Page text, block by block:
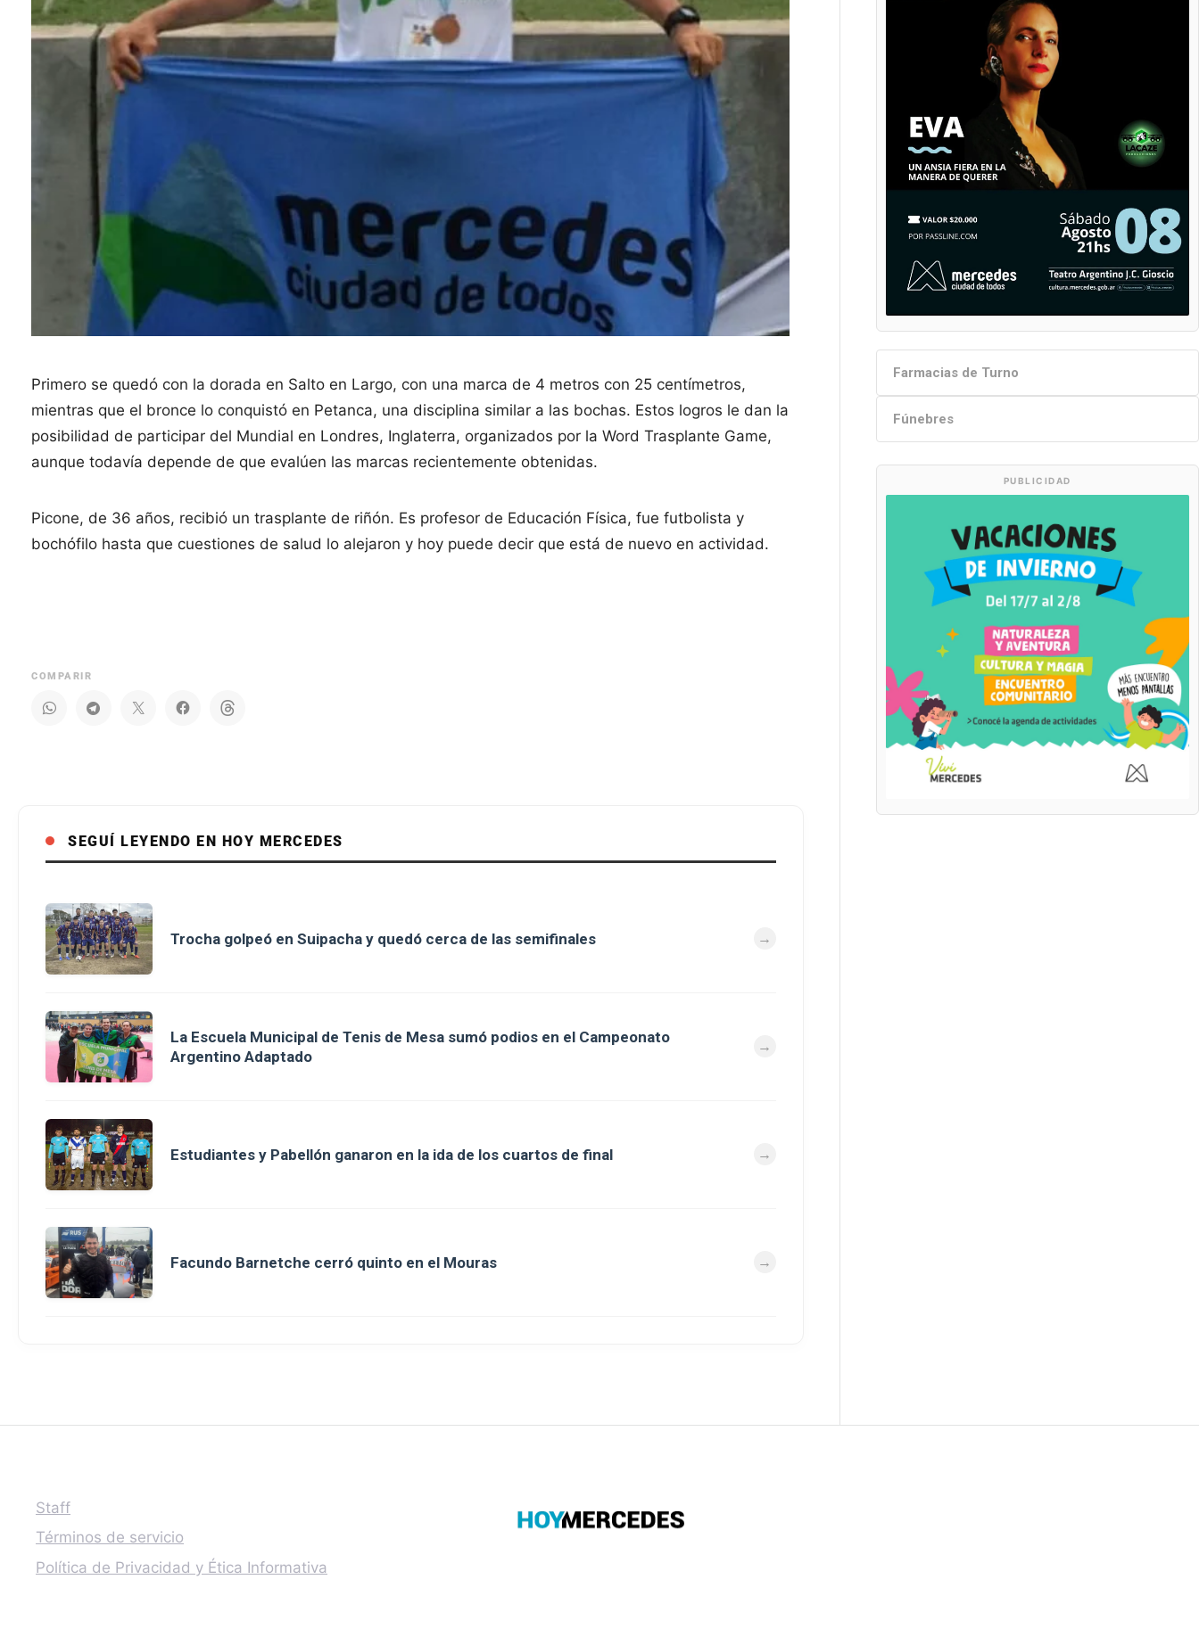
Primero se quedó con la dorada en Salto en Largo, con una marca de 4 metros con 25 centímetros,
mientras que el bronce lo conquistó en Petanca, una disciplina similar a las bochas. Estos logros le dan la
posibilidad de participar del Mundial en Londres, Inglaterra, organizados por la Word Trasplante Game,
aunque todavía depende de que evalúen las marcas recientemente obtenidas.
Picone, de 36 años, recibió un trasplante de riñón. Es profesor de Educación Física, fue futbolista y
bochófilo hasta que cuestiones de salud lo alejaron y hoy puede decir que está de nuevo en actividad.
COMPARIR
SEGUÍ LEYENDO EN HOY MERCEDES
Trocha golpeó en Suipacha y quedó cerca de las semifinales
La Escuela Municipal de Tenis de Mesa sumó podios en el Campeonato
Argentino Adaptado
Estudiantes y Pabellón ganaron en la ida de los cuartos de final
Facundo Barnetche cerró quinto en el Mouras
Farmacias de Turno
Fúnebres
PUBLICIDAD
Staff
Términos de servicio
Política de Privacidad y Ética Informativa